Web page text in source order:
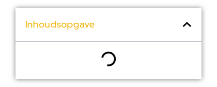
Inhoudsopgave